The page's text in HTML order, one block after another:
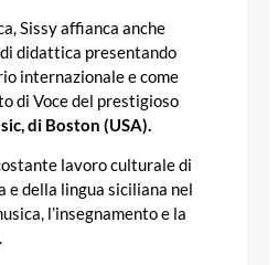
Sissy affianca anche
didattica presentando
internazionale e come
di Voce del prestigioso
di Boston (USA).
lavoro culturale di
e della lingua siciliana nel
l’insegnamento e la